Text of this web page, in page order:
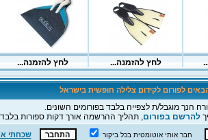
לפורום לקידום צלילה חופשית בישראל
הנך מוגבל/ת לצפייה בלבד בפורומים השונים.
להרשם בפורום, תהליך ההרשמה אורך דקות ספורות בלבד
חבר אותי אוטומטית בכל ביקור שכחתי